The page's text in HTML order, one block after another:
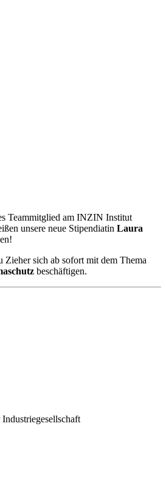
Teammitglied am INZIN Institut
unsere neue Stipendiatin Laura
sich ab sofort mit dem Thema
beschäftigen.